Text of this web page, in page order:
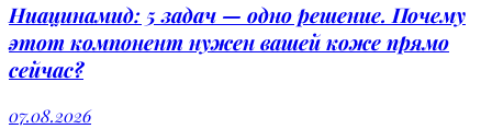
Ниацинамид: 5 задач — одно решение. Почему
этот компонент нужен вашей коже прямо
сейчас?
07.08.2026